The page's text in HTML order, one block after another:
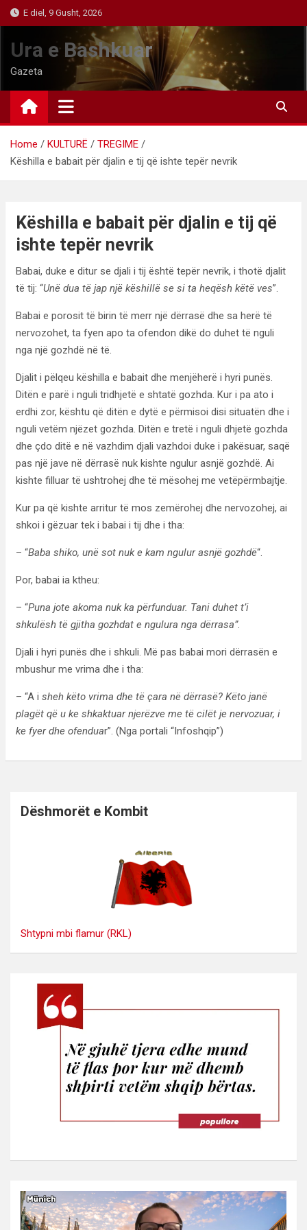
Skip
to
content
E diel, 9 Gusht, 2026
Ura e Bashkuar
Gazeta
Home KULTURË
TREGIME
Këshilla e babait për djalin e tij që ishte tepër nevrik
Këshilla e babait për djalin e tij që
ishte tepër nevrik
Babai, duke e ditur se djali i tij është tepër nevrik, i thotë djalit
të tij: “Unë dua të jap një këshillë se si ta heqësh këtë ves”.
Babai e porosit të birin të merr një dërrasë dhe sa herë të
nervozohet, ta fyen apo ta ofendon dikë do duhet të nguli
nga një gozhdë në të.
Djalit i pëlqeu këshilla e babait dhe menjëherë i hyri punës.
Ditën e parë i nguli tridhjetë e shtatë gozhda. Kur i pa ato i
erdhi zor, kështu që ditën e dytë e përmisoi disi situatën dhe i
nguli vetëm njëzet gozhda. Ditën e tretë i nguli dhjetë gozhda
dhe çdo ditë e në vazhdim djali vazhdoi duke i pakësuar, saqë
pas një jave në dërrasë nuk kishte ngulur asnjë gozhdë. Ai
kishte filluar të ushtrohej dhe të mësohej me vetëpërmbajtje.
Kur pa që kishte arritur të mos zemërohej dhe nervozohej, ai
shkoi i gëzuar tek i babai i tij dhe i tha:
– “Baba shiko, unë sot nuk e kam ngulur asnjë gozhdë“.
Por, babai ia ktheu:
– “Puna jote akoma nuk ka përfunduar. Tani duhet t’i
shkulësh të gjitha gozhdat e ngulura nga dërrasa”.
Djali i hyri punës dhe i shkuli. Më pas babai mori dërrasën e
mbushur me vrima dhe i tha:
– “A i sheh këto vrima dhe të çara në dërrasë? Këto janë
plagët që u ke shkaktuar njerëzve me të cilët je nervozuar, i
ke fyer dhe ofenduar”. (Nga portali “Infoshqip”)
Dëshmorët e Kombit
Shtypni mbi flamur (RKL)